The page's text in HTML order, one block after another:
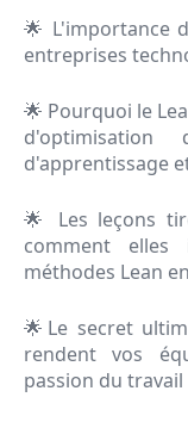
🌟 L'importance
entreprises
🌟 Pourquoi le
d'apprentissage
🌟 Les leçons
comment
méthodes Lean
🌟Le secret
rendent vos
passion du